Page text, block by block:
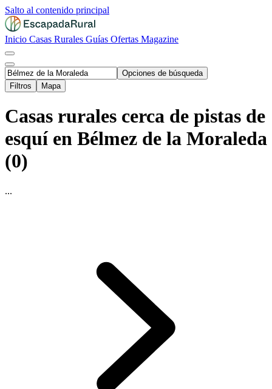
Salto al contenido principal
Inicio Casas Rurales Guías Ofertas Magazine
Opciones de búsqueda
Filtros
Mapa
Casas rurales cerca de pistas de
esquí en Bélmez de la Moraleda
(0)
...